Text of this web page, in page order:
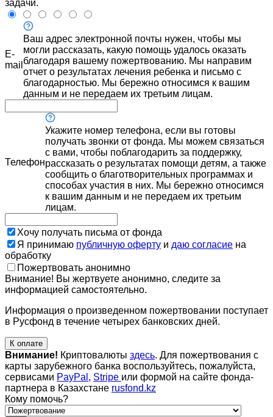
задачи.
E-
mail
Ваш адрес электронной почты нужен, чтобы мы
могли рассказать, какую помощь удалось оказать
благодаря вашему пожертвованию. Мы направим
отчет о результатах лечения ребенка и письмо с
благодарностью. Мы бережно относимся к вашим
данным и не передаем их третьим лицам.
Телефон
Укажите номер телефона, если вы готовы
получать звонки от фонда. Мы можем связаться
с вами, чтобы поблагодарить за поддержку,
рассказать о результатах помощи детям, а также
сообщить о благотворительных программах и
способах участия в них. Мы бережно относимся
к вашим данным и не передаем их третьим
лицам.
Хочу получать письма от фонда
Я принимаю публичную оферту и даю согласие на
обработку
Пожертвовать анонимно
Внимание! Вы жертвуете анонимно, следите за
информацией самостоятельно.
Информация о произведенном пожертвовании поступает
в Русфонд в течение четырех банковских дней.
К оплате
Внимание! Криптовалюты здесь. Для пожертвования с
карты зарубежного банка воспользуйтесь, пожалуйста,
сервисами PayPal , Stripe или формой на сайте фонда-
партнера в Казахстане rusfond.kz
Кому помочь?